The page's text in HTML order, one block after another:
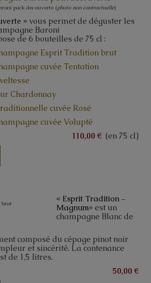
pack decouverte (photo non contractuelle)
» vous permet de déguster les
Baroni
de 6 bouteilles de 75 cl :
Esprit Tradition brut
cuvée Tentation
Chardonnay
cuvée Rosé
cuvée Volupté
110,00 € (en 75 cl)
brut
« Esprit Tradition –
Magnum» est un
champagne Blanc de
composé du cépage pinot noir
et sincérité. La contenance
de 1,5 litres.
50,00 €